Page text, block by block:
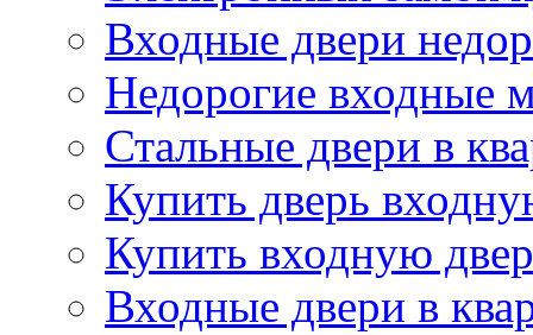
Входные двери
Недорогие входные
Стальные двери в
Купить дверь
Купить входную
Входные двери в